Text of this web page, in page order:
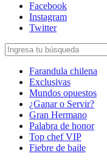
Facebook
Instagram
Twitter
Farandula chilena
Exclusivas
Mundos opuestos
¿Ganar o Servir?
Gran Hermano
Palabra de honor
Top chef VIP
Fiebre de baile